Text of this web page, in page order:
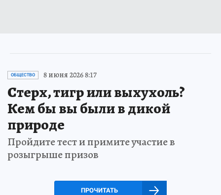
ОБЩЕСТВО 8 июня 2026 8:17
Стерх, тигр или выхухоль?
Кем бы вы были в дикой
природе
Пройдите тест и примите участие в
розыгрыше призов
ПРОЧИТАТЬ